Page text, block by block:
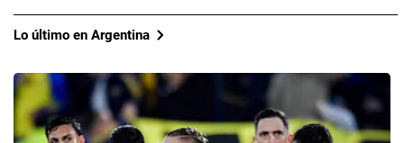
Lo último en Argentina